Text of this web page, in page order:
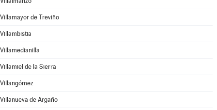
Villamayor de Treviño
Villambistia
Villamedianilla
Villamiel de la Sierra
Villangómez
Villanueva de Argaño